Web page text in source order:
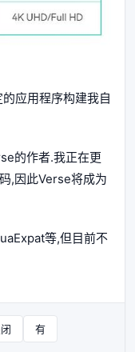
应用程序构建我自
的作者.我正在更
,因此Verse将成为
等,但目前不
有